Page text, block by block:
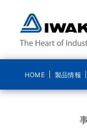
HOME 製品情報